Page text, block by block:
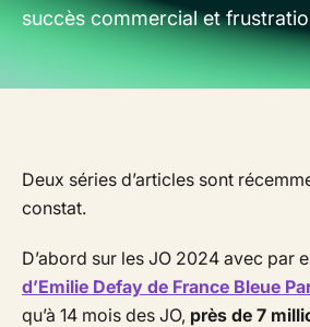
succès commercial et
Deux séries d’articles sont
constat.
D’abord sur les JO 2024 avec par
d’Emilie Defay de France Bleue
qu’à 14 mois des JO, près de 7